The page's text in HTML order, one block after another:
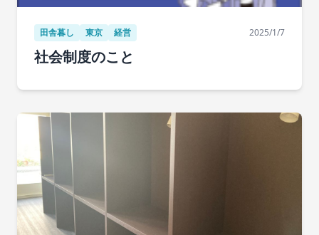
田舎暮し 東京 経営 2025/1/7
社会制度のこと